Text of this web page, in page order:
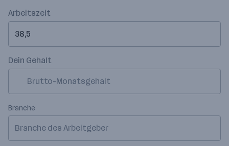
Arbeitszeit
Dein Gehalt
Branche
Branche des Arbeitgeber